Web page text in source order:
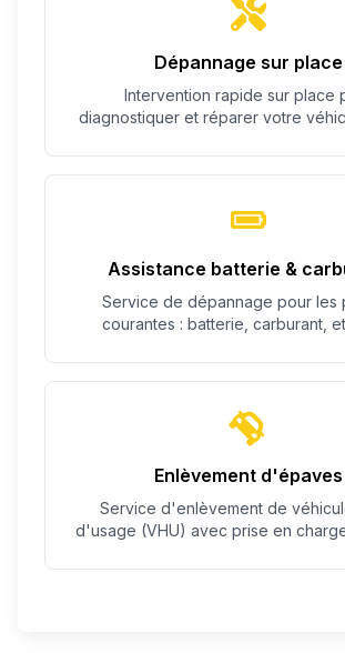
Dépannage sur place
Intervention rapide sur place
diagnostiquer et réparer votre
Assistance batterie &
Service de dépannage pour les
courantes : batterie, carburant,
Enlèvement d'épaves
Service d'enlèvement de
d'usage (VHU) avec prise en